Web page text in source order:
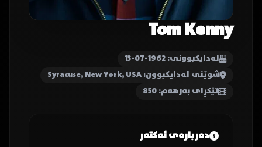
Tom Kenny
لەدایکبوونی: 1962-07-13
شوێنی لەدایکبوون: Syracuse, New York, USA
تێکڕای بەرهەم: 850
دەربارەی ئەکتەر